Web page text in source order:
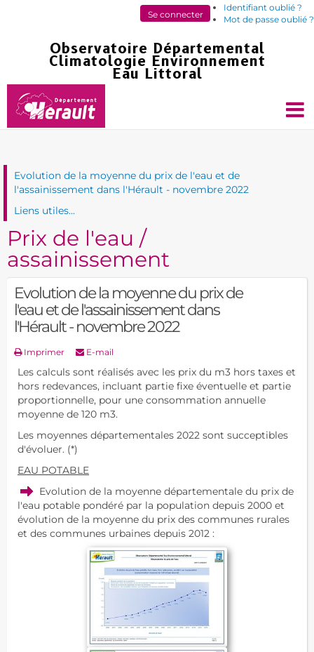
Identifiant oublié ?
Mot de passe oublié ?
Evolution de la moyenne du prix de l'eau et de
l'assainissement dans l'Hérault - novembre 2022
Liens utiles...
Prix de l'eau /
assainissement
Evolution de la moyenne du prix de
l'eau et de l'assainissement dans
l'Hérault - novembre 2022
Imprimer E-mail
Les calculs sont réalisés avec les prix du m3 hors taxes et
hors redevances, incluant partie fixe éventuelle et partie
proportionnelle, pour une consommation annuelle
moyenne de 120 m3.
Les moyennes départementales 2022 sont succeptibles
d'évoluer. (*)
EAU POTABLE
Evolution de la moyenne départementale du prix de
l'eau potable pondéré par la population depuis 2000 et
évolution de la moyenne du prix des communes rurales
et des communes urbaines depuis 2012 :